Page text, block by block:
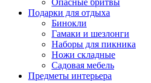
Опасные бритвы
Подарки для отдыха
Бинокли
Гамаки и шезлонги
Наборы для пикника
Ножи складные
Садовая мебель
Предметы интерьера